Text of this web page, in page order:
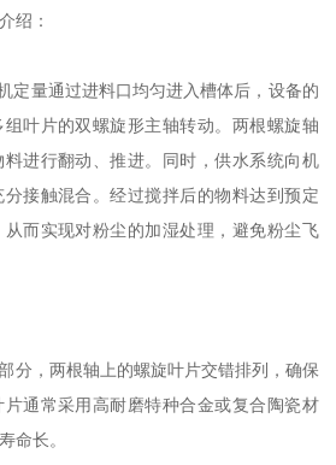
绍：
量通过进料口均匀进入槽体后，设备的
叶片的双螺旋形主轴转动。两根螺旋轴
进行翻动、推进。同时，供水系统向机
接触混合。经过搅拌后的物料达到预定
而实现对粉尘的加湿处理，避免粉尘飞
，两根轴上的螺旋叶片交错排列，确保
通常采用高耐磨特种合金或复合陶瓷材
命长。